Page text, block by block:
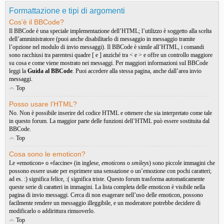
Formattazione e tipi di argomenti
Cos’è il BBCode?
Il BBCode è una speciale implementazione dell’HTML; l’utilizzo è soggetto alla scelta
dell’amministratore (puoi anche disabilitarlo di messaggio in messaggio tramite
l’opzione nel modulo di invio messaggi). Il BBCode è simile all’HTML, i comandi
sono racchiusi tra parentesi quadre [ e ] anziché tra < e > e offre un controllo maggiore
su cosa e come viene mostrato nei messaggi. Per maggiori informazioni sul BBCode
leggi la Guida al BBCode. Puoi accedere alla stessa pagina, anche dall’area invio
messaggi.
Top
Posso usare l’HTML?
No. Non è possibile inserire del codice HTML e ottenere che sia interpretato come tale
in questo forum. La maggior parte delle funzioni dell’HTML può essere sostituita dal
BBCode.
Top
Cosa sono le emoticon?
Le «emoticon» o «faccine» (in inglese, emoticons o smileys) sono piccole immagini che
possono essere usate per esprimere una sensazione o un’emozione con pochi caratteri;
ad es. :) significa felice, :( significa triste. Questo forum trasforma automaticamente
queste serie di caratteri in immagini. La lista completa delle emoticon è visibile nella
pagina di invio messaggi. Cerca di non esagerare nell’uso delle emoticon, possono
facilmente rendere un messaggio illeggibile, e un moderatore potrebbe decidere di
modificarlo o addirittura rimuoverlo.
Top